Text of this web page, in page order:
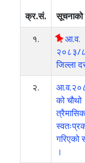
क्र.सं. सूचनाको
१.
आ.व.
२०८३/
जिल्ला
२.
को चौथो
गरिएको
।